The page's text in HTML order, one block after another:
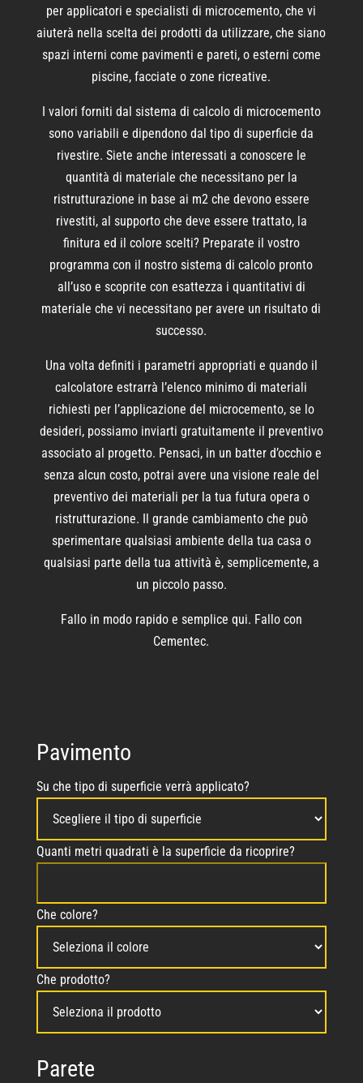
per applicatori e specialisti di microcemento, che vi
aiuterà nella scelta dei prodotti da utilizzare, che siano
spazi interni come pavimenti e pareti, o esterni come
piscine, facciate o zone ricreative.
I valori forniti dal sistema di calcolo di microcemento
sono variabili e dipendono dal tipo di superficie da
rivestire. Siete anche interessati a conoscere le
quantità di materiale che necessitano per la
ristrutturazione in base ai m2 che devono essere
rivestiti, al supporto che deve essere trattato, la
finitura ed il colore scelti? Preparate il vostro
programma con il nostro sistema di calcolo pronto
all’uso e scoprite con esattezza i quantitativi di
materiale che vi necessitano per avere un risultato di
successo.
Una volta definiti i parametri appropriati e quando il
calcolatore estrarrà l’elenco minimo di materiali
richiesti per l’applicazione del microcemento, se lo
desideri, possiamo inviarti gratuitamente il preventivo
associato al progetto. Pensaci, in un batter d’occhio e
senza alcun costo, potrai avere una visione reale del
preventivo dei materiali per la tua futura opera o
ristrutturazione. Il grande cambiamento che può
sperimentare qualsiasi ambiente della tua casa o
qualsiasi parte della tua attività è, semplicemente, a
un piccolo passo.
Fallo in modo rapido e semplice qui. Fallo con
Cementec.
Pavimento
Su che tipo di superficie verrà applicato?
Quanti metri quadrati è la superficie da ricoprire?
Che colore?
Che prodotto?
Parete